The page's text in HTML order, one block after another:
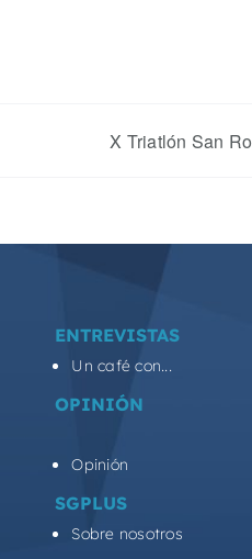
X Triatlón San
ENTREVISTAS
Un café con...
OPINIÓN
Opinión
SGPLUS
Sobre nosotros